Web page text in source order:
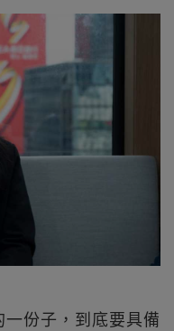
份子，到底要具備